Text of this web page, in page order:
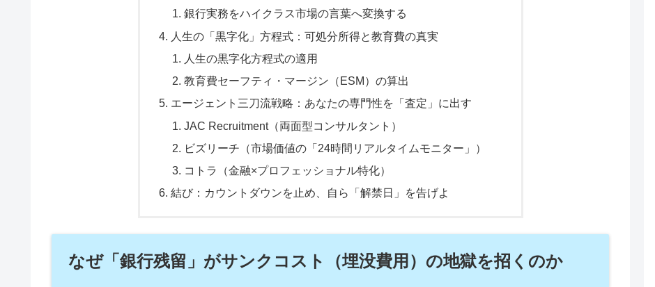
銀行実務をハイクラス市場の言葉へ変換する
人生の「黒字化」方程式：可処分所得と教育費の真実
人生の黒字化方程式の適用
教育費セーフティ・マージン（ESM）の算出
エージェント三刀流戦略：あなたの専門性を「査定」に出す
JAC Recruitment（両面型コンサルタント）
ビズリーチ（市場価値の「24時間リアルタイムモニター」）
コトラ（金融×プロフェッショナル特化）
結び：カウントダウンを止め、自ら「解禁日」を告げよ
なぜ「銀行残留」がサンクコスト（埋没費用）の地獄を招くのか